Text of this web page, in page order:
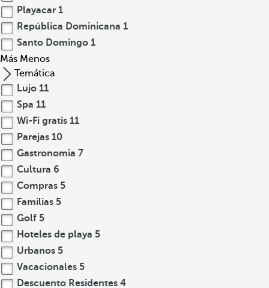
Playacar 1
República Dominicana 1
Santo Domingo 1
Más Menos
Temática
Lujo 11
Spa 11
Wi-Fi gratis 11
Parejas 10
Gastronomia 7
Cultura 6
Compras 5
Familias 5
Golf 5
Hoteles de playa 5
Urbanos 5
Vacacionales 5
Descuento Residentes 4